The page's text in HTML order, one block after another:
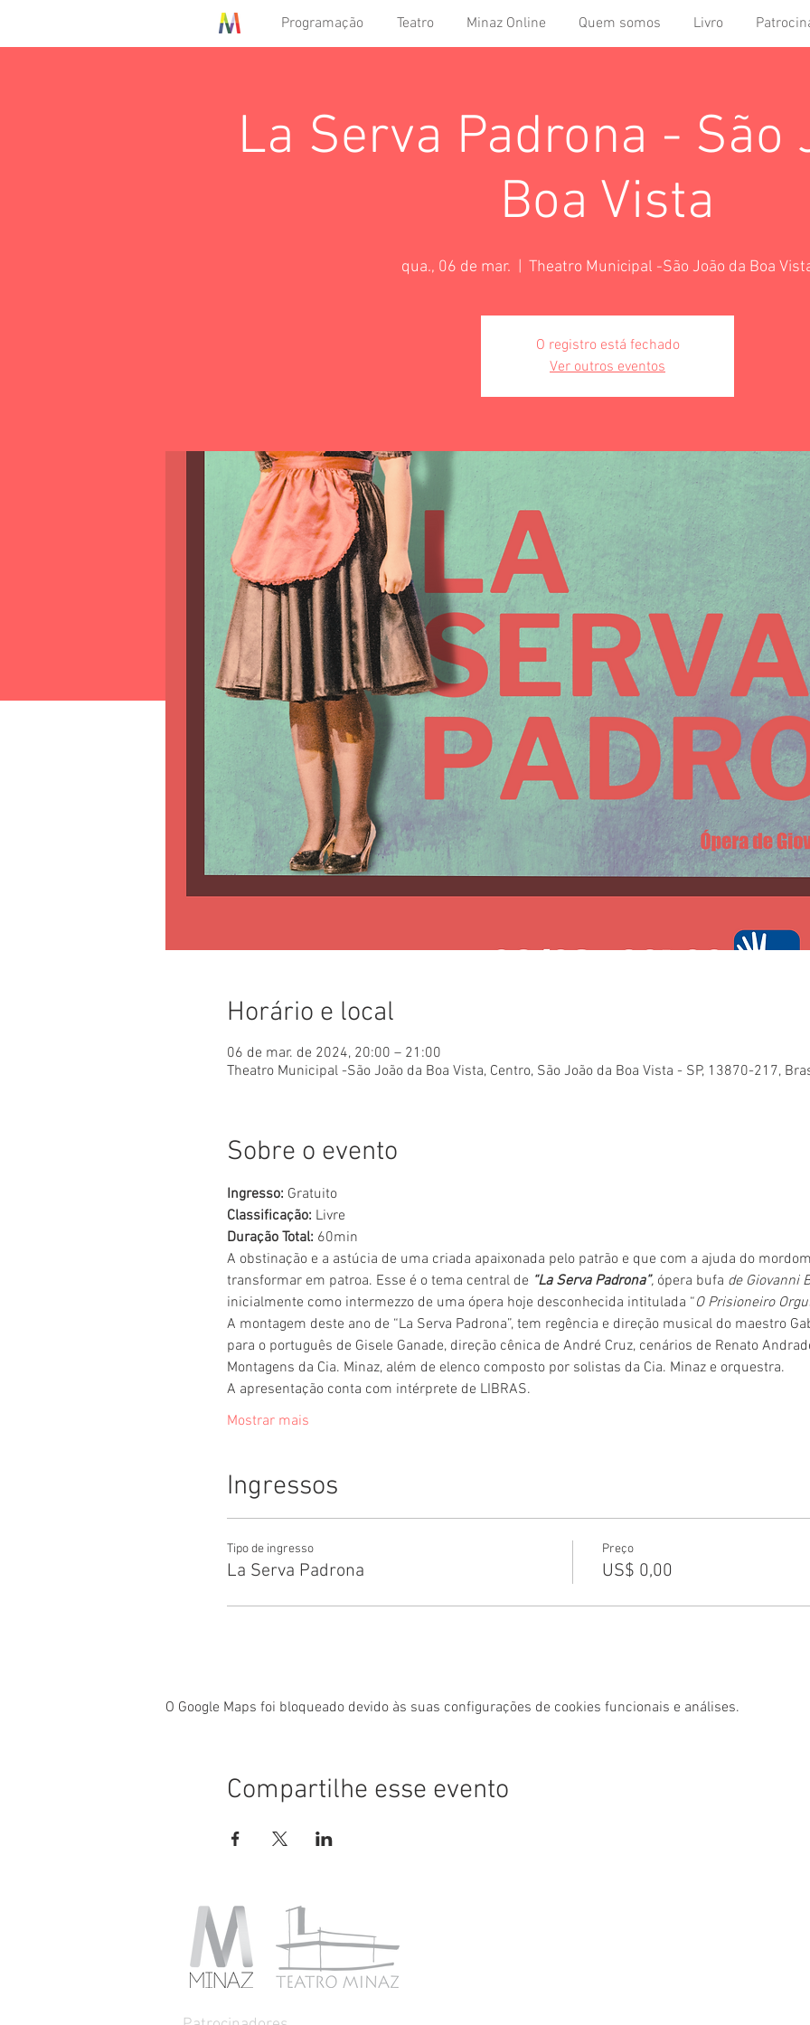
Programação Teatro Minaz Online Quem somos Livro
La Serva Padrona - São
Boa Vista
qua., 06 de mar. Theatro Municipal -São João da Boa
O registro está fechado
Ver outros eventos
Horário e local
06 de mar. de 2024, 20:00 – 21:00
Theatro Municipal -São João da Boa Vista, Centro, São João da Boa Vista - SP, 13870-217,
Sobre o evento
Ingresso: Gratuito
Classificação: Livre
Duração Total: 60min
A obstinação e a astúcia de uma criada apaixonada pelo patrão e que com a ajuda do
transformar em patroa. Esse é o tema central de “La Serva Padrona”, ópera bufa de Giovanni
inicialmente como intermezzo de uma ópera hoje desconhecida intitulada “O Prisioneiro
A montagem deste ano de “La Serva Padrona”, tem regência e direção musical do maestro
para o português de Gisele Ganade, direção cênica de André Cruz, cenários de Renato
Montagens da Cia. Minaz, além de elenco composto por solistas da Cia. Minaz e orquestra.
A apresentação conta com intérprete de LIBRAS.
Mostrar mais
Ingressos
Tipo de ingresso
La Serva Padrona
Preço
US$ 0,00
O Google Maps foi bloqueado devido às suas configurações de cookies funcionais e análises.
Compartilhe esse evento